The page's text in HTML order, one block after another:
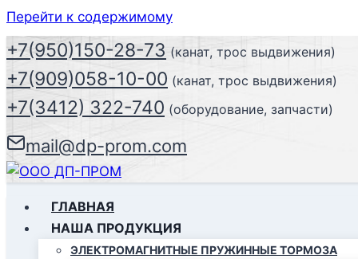
Перейти к содержимому
+7(950)150-28-73 (канат, трос выдвижения)
+7(909)058-10-00 (канат, трос выдвижения)
+7(3412) 322-740 (оборудование, запчасти)
mail@dp-prom.com
ГЛАВНАЯ
НАША ПРОДУКЦИЯ
ЭЛЕКТРОМАГНИТНЫЕ ПРУЖИННЫЕ ТОРМОЗА